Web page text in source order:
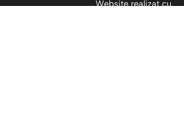
Website realizat cu